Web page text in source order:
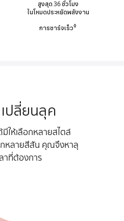
ปลี่ยนลุค
ให้เลือกหลายสไตล์
หลายสีสัน คุณจึงหาลุ
าที่ต้องการ